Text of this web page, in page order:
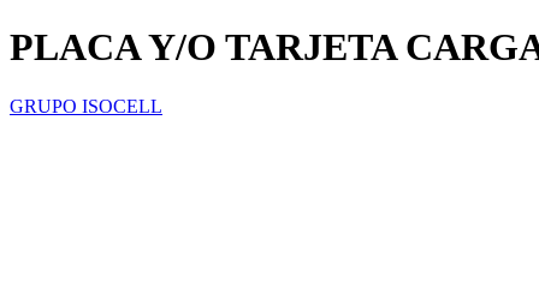
PLACA Y/O TARJETA
GRUPO ISOCELL